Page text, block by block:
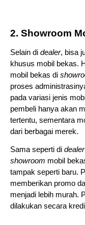
2. Showroom
Selain di dealer, bisa
khusus mobil bekas.
mobil bekas di
proses
pada variasi jenis
pembeli hanya akan
tertentu, sementara
dari berbagai merek.
Sama seperti di dealer
showroom mobil
tampak seperti baru.
memberikan promo
menjadi lebih murah.
dilakukan secara